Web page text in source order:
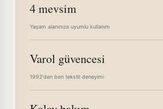
4 mevsim
Yaşam alanınıza uyumlu kullanım
Varol güvencesi
1992'den beri tekstil deneyimi